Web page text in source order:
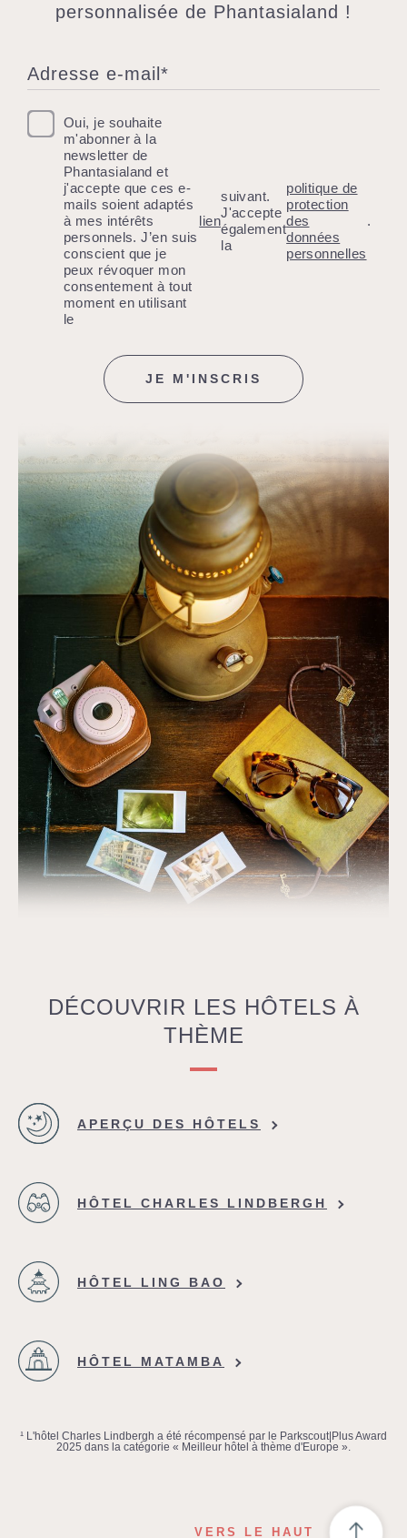
personnalisée de Phantasialand !
Adresse e-mail*
Oui, je souhaite
m'abonner à la
newsletter de
Phantasialand et
j'accepte que ces e-
mails soient adaptés
à mes intérêts
personnels. J’en suis
conscient que je
peux révoquer mon
consentement à tout
moment en utilisant
le
lien
suivant.
J'accepte
également
la
politique de
protection
des
données
personnelles
.
JE M'INSCRIS
DÉCOUVRIR LES HÔTELS À
THÈME
APERÇU DES HÔTELS
HÔTEL CHARLES LINDBERGH
HÔTEL LING BAO
HÔTEL MATAMBA
¹ L'hôtel Charles Lindbergh a été récompensé par le Parkscout|Plus Award
2025 dans la catégorie « Meilleur hôtel à thème d'Europe ».
VERS LE HAUT